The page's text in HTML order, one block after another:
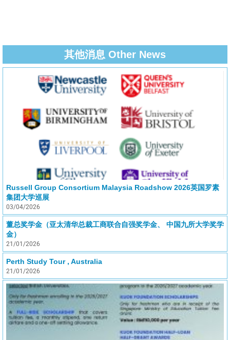
其他消息 Other News
Russell Group Consortium Malaysia Roadshow 2026英国罗素
集团大学巡展
03/04/2026
董总奖学金（亚太清华总裁工商联合自强奖学金、 中国九所大学奖学
金）
21/01/2026
Perth Study Tour , Australia
21/01/2026